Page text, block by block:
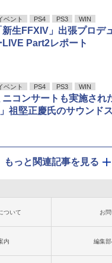
ベント PS4 PS3 WIN
新生FFXIV」出張プロデ
LIVE Part2レポート
ベント PS4 PS3 WIN
ニコンサートも実施され
祖堅正慶氏のサウンド
もっと関連記事を見る
ついて お
内 編集